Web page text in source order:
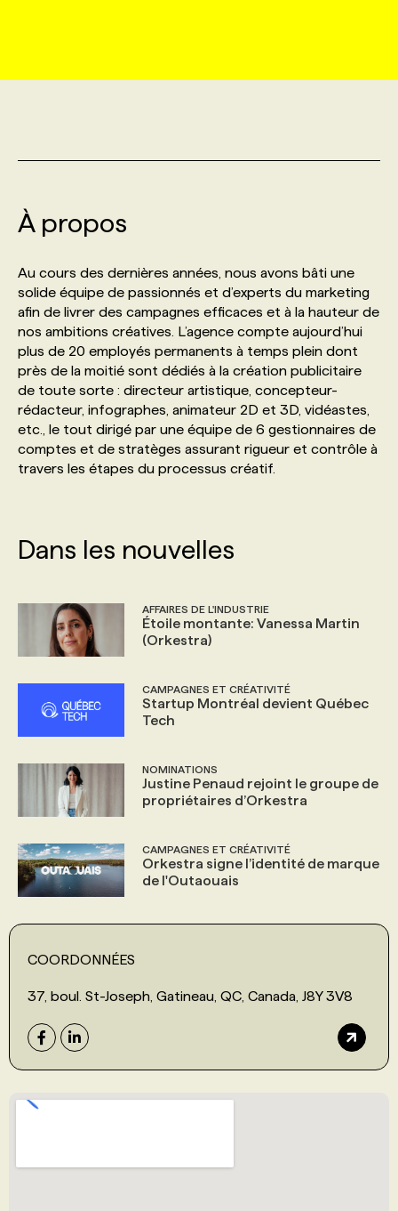
INITIATIVES NUMÉRIQUES
PRIX ET DISTINCTIONS
TENDANCES
MARKETING DURABLE
ÉVÉNEMENTIEL
NOS AUTEUR‧RICES
ANNONCEZ AVEC NOUS
PROFIL ENTREPRISE
FAQ
ANNONCEZ AVEC NOUS
PROFIL CANDIDAT
ANNONCEZ AVEC NOUS
NOS PARCOURS DE FORMATIONS
FORMATIONS PERSONNALISÉES
NOS FORMATEUR‧RICES
POURQUOI CHOISIR NOS FORMATIONS
NOS TARIFS
PROGRAMMES DE SUBVENTIONS
ANNONCEZ AVEC NOUS
SERVICE DE CHASSE DE TÊTE
NOS TARIFS
NOS EXPERTISES
FAQ
ANNONCEZ AVEC NOUS
À propos
Au cours des dernières années, nous avons bâti une
solide équipe de passionnés et d’experts du marketing
afin de livrer des campagnes efficaces et à la hauteur de
nos ambitions créatives. L’agence compte aujourd’hui
plus de 20 employés permanents à temps plein dont
près de la moitié sont dédiés à la création publicitaire
de toute sorte : directeur artistique, concepteur-
rédacteur, infographes, animateur 2D et 3D, vidéastes,
etc., le tout dirigé par une équipe de 6 gestionnaires de
comptes et de stratèges assurant rigueur et contrôle à
travers les étapes du processus créatif.
Dans les nouvelles
AFFAIRES DE L'INDUSTRIE
Étoile montante: Vanessa Martin
(Orkestra)
CAMPAGNES ET CRÉATIVITÉ
Startup Montréal devient Québec
Tech
NOMINATIONS
Justine Penaud rejoint le groupe de
propriétaires d’Orkestra
CAMPAGNES ET CRÉATIVITÉ
Orkestra signe l’identité de marque
de l'Outaouais
COORDONNÉES
37, boul. St-Joseph, Gatineau, QC, Canada, J8Y 3V8